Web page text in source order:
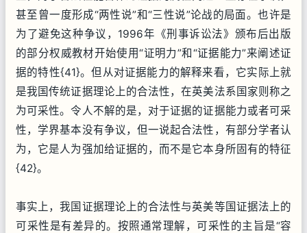
甚至曾一度形成“两性说”和“三性说”论战的局面。也许是
为了避免这种争议，1996年《刑事诉讼法》颁布后出版
的部分权威教材开始使用“证明力”和“证据能力”来阐述证
据的特性{41}。但从对证据能力的解释来看，它实际上就
是我国传统证据理论上的合法性，在英美法系国家则称之
为可采性。令人不解的是，对于证据的证据能力或者可采
性，学界基本没有争议，但一说起合法性，有部分学者认
为，它是人为强加给证据的，而不是它本身所固有的特征
{42}。
事实上，我国证据理论上的合法性与英美等国证据法上的
可采性是有差异的。按照通常理解，可采性的主旨是“容